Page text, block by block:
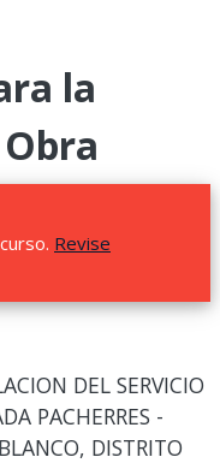
la
Revise
DEL SERVICIO
PACHERRES -
DISTRITO